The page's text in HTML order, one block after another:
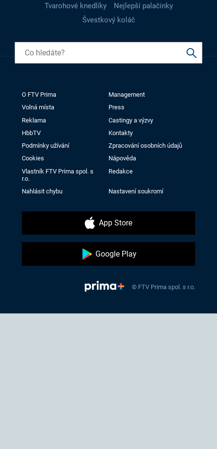
Tvarohové knedlíky
Nejlepší palačinky
Švestkový koláč
O FTV Prima
Management
Volná místa
Press
Reklama
Castingy a výzvy
HbbTV
Kontakty
Podmínky užívání
Zpracování osobních údajů
Cookies
Nápověda
Vlastník FTV Prima spol. s
r.o.
Redakce
Nahlásit chybu Nastavení soukromí
App Store
Google Play
© FTV Prima spol. s r.o.